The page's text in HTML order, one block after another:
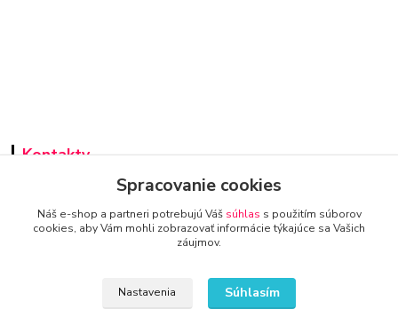
Kontakty
Spracovanie cookies
Náš e-shop a partneri potrebujú Váš súhlas s použitím súborov
cookies, aby Vám mohli zobrazovať informácie týkajúce sa Vašich
záujmov.
Nastavenia Súhlasím